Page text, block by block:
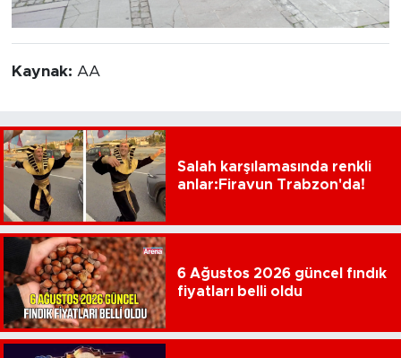
Kaynak: AA
Salah karşılamasında renkli
anlar:Firavun Trabzon'da!
6 Ağustos 2026 güncel fındık
fiyatları belli oldu